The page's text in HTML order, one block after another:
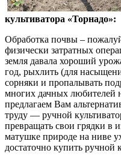
культиватора «Торнадо»:
Обработка почвы –
физически затратных
земля давала хороший
год, рыхлить (для
сорняки и пропалывать
многих дачных
предлагаем Вам
труду — ручной
превращать свои грядки в
матушке природе на ниве
достаточно купить ручной